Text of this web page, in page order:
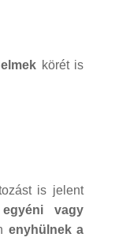
körét is
is jelent
egyéni vagy
enyhülnek a